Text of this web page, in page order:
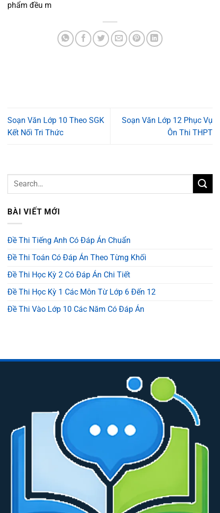
phẩm đều m
Soạn Văn Lớp 10 Theo SGK
Kết Nối Tri Thức
Soạn Văn Lớp 12 Phục Vụ
Ôn Thi THPT
BÀI VIẾT MỚI
Đề Thi Tiếng Anh Có Đáp Án Chuẩn
Đề Thi Toán Có Đáp Án Theo Từng Khối
Đề Thi Học Kỳ 2 Có Đáp Án Chi Tiết
Đề Thi Học Kỳ 1 Các Môn Từ Lớp 6 Đến 12
Đề Thi Vào Lớp 10 Các Năm Có Đáp Án